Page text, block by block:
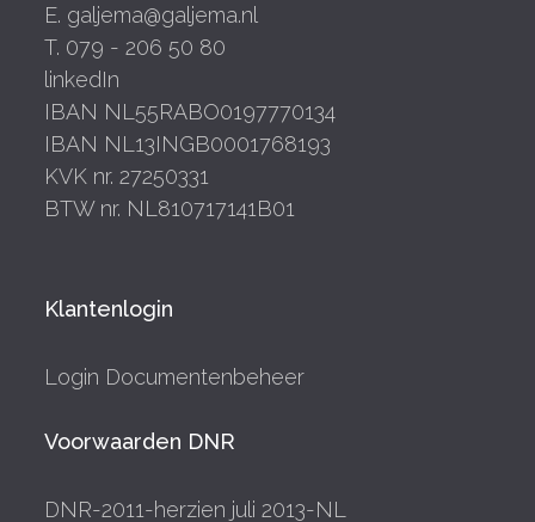
E. galjema@galjema.nl
T. 079 - 206 50 80
linkedIn
IBAN NL55RABO0197770134
IBAN NL13INGB0001768193
KVK nr. 27250331
BTW nr. NL810717141B01
Klantenlogin
Login Documentenbeheer
Voorwaarden DNR
DNR-2011-herzien juli 2013-NL